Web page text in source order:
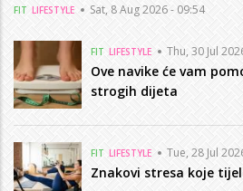
FIT LIFESTYLE Sat, 8 Aug 2026 - 09:54
FIT LIFESTYLE Thu, 30 Jul
Ove navike će vam
strogih dijeta
FIT LIFESTYLE Tue, 28 Jul
Znakovi stresa koje